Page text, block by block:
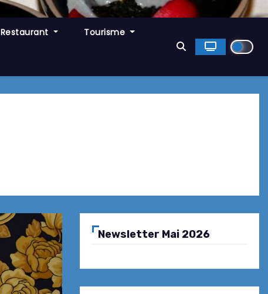
Restaurant Tourisme
Newsletter Mai 2026